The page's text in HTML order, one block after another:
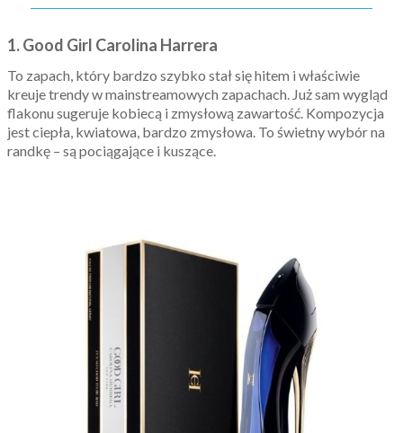
1. Good Girl Carolina Harrera
To zapach, który bardzo szybko stał się hitem i właściwie
kreuje trendy w mainstreamowych zapachach. Już sam wygląd
flakonu sugeruje kobiecą i zmysłową zawartość. Kompozycja
jest ciepła, kwiatowa, bardzo zmysłowa. To świetny wybór na
randkę – są pociągające i kuszące.